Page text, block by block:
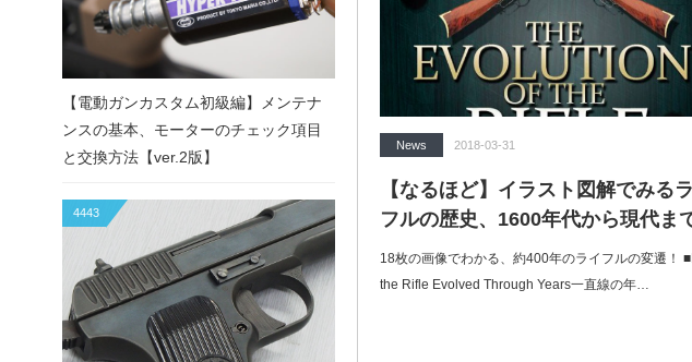
News 2018-03-31
【なるほど】イラスト図解でみる
フルの歴史、1600年代から現代ま
18枚の画像でわかる、約400年のライフルの変遷！
the Rifle Evolved Through Years一直線の年…
【電動ガンカスタム初級編】メンテナ
ンスの基本、モーターのチェック項目
と交換方法【ver.2版】
4443